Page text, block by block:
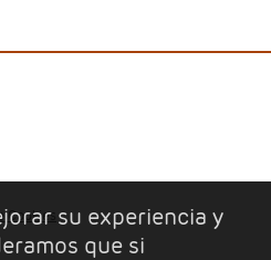
su experiencia y
que si